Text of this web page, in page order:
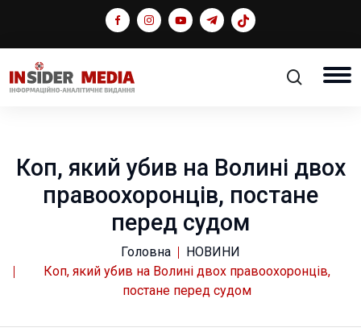
Коп, який убив на Волині двох
правоохоронців, постане
перед судом
Головна
НОВИНИ
Коп, який убив на Волині двох правоохоронців,
постане перед судом